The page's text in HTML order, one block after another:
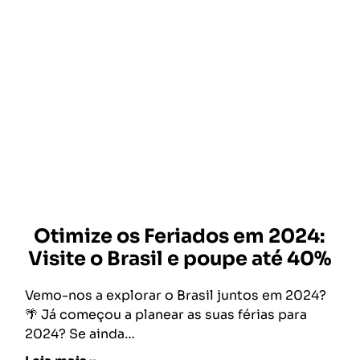
Otimize os Feriados em 2024:
Visite o Brasil e poupe até 40%
Vemo-nos a explorar o Brasil juntos em 2024?
🌴 Já começou a planear as suas férias para
2024? Se ainda…